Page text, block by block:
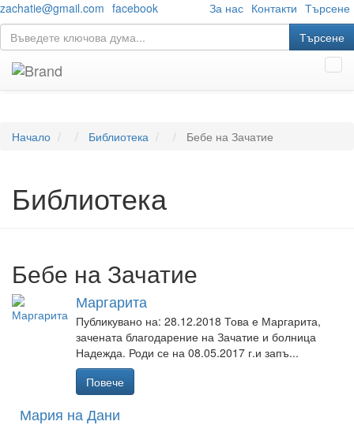
zachatie@gmail.com facebook За нас Контакти Търсене
Търсене
Начало Библиотека Бебе на Зачатие
Библиотека
Бебе на Зачатие
Маргарита
Публикувано на: 28.12.2018 Това е Маргарита,
зачената благодарение на Зачатие и болница
Надежда. Роди се на 08.05.2017 г.и запъ...
Повече
Мария на Дани